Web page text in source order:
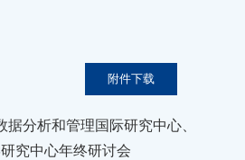
附件下载
据分析和管理国际研究中心、
究中心年终研讨会